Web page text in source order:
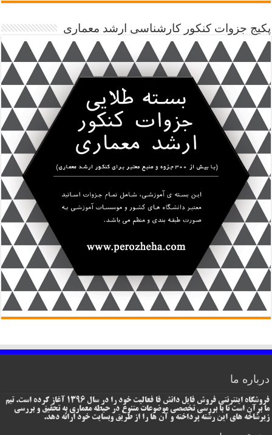
پکیج جزوات کنکور کارشناسی ارشد معماری
درباره ما
فروشگاه اینترنتی فروش فایل دانش فا فعالیت خود را در سال 1396 آغاز کرده است. تیم
ما برآن است تا با بررسی تخصصی موضوعات متنوع در حیطه معماری به تحقیق و بررسی
زیرشاخه های این رشته پرداخته و آن ها را از طریق وبسایت خود ارائه دهد.